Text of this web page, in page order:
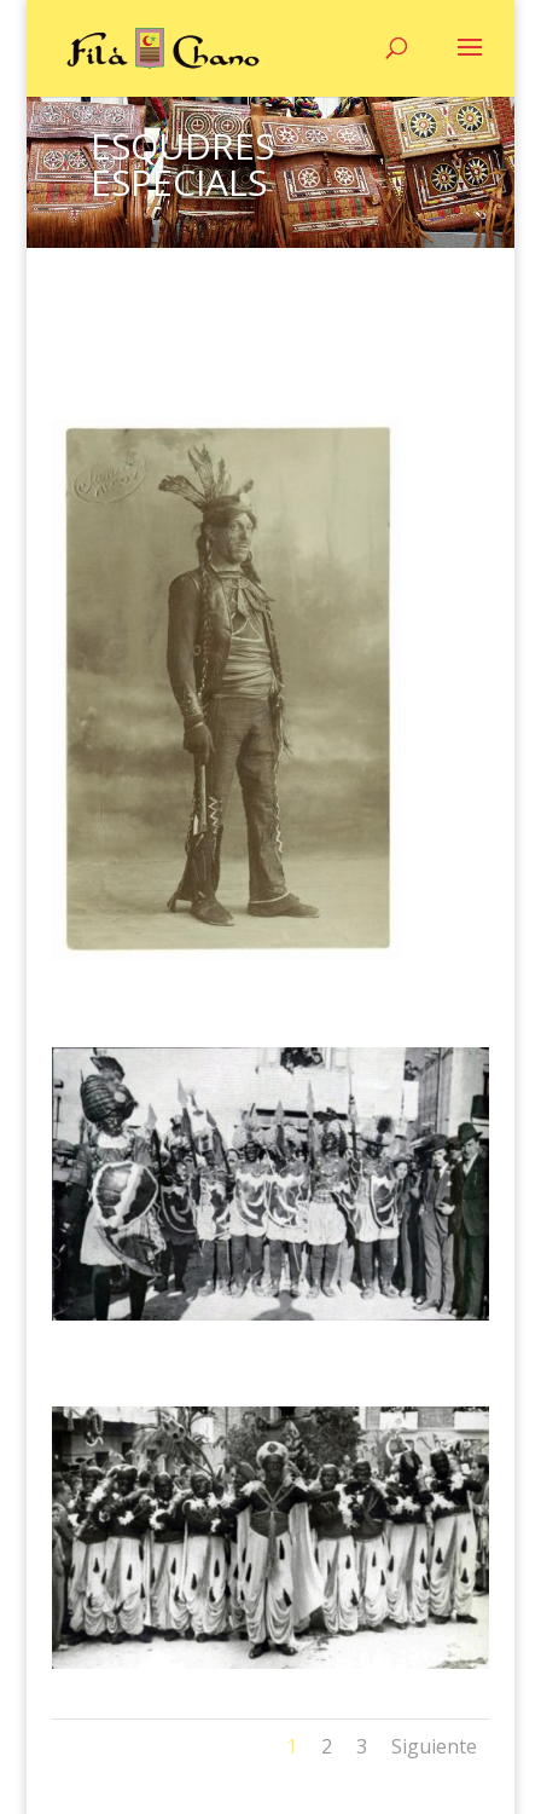
ESQUDRES
ESPECIALS
1 2 3 Siguiente